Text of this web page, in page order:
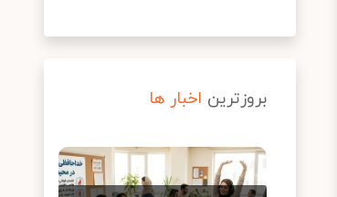
بروزترین اخبار ها